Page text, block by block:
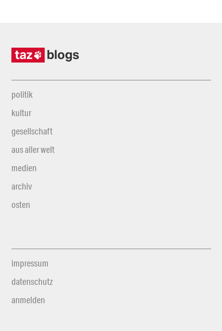
politik
kultur
gesellschaft
aus aller welt
medien
archiv
osten
impressum
datenschutz
anmelden